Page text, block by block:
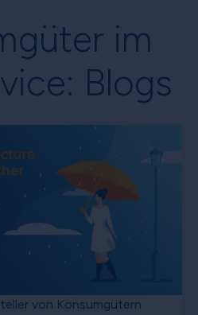
im
Blogs
von Konsumgütern